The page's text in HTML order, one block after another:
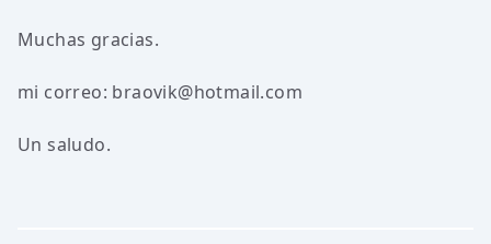
Muchas gracias.
mi correo: braovik@hotmail.com
Un saludo.